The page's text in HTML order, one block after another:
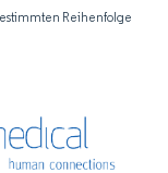
Reihenfolge